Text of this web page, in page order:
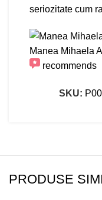
seriozitate cum
Manea Mihaela
recommends
Profesionalism
Recomand cu
SKU:
PRODUSE